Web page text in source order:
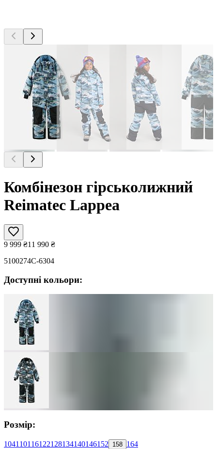
Комбінезон гірськолижний
Reimatec Lappea
9 999 ₴11 990 ₴
5100274C-6304
Доступні кольори:
Розмір:
104110116122128134140146152 158 164